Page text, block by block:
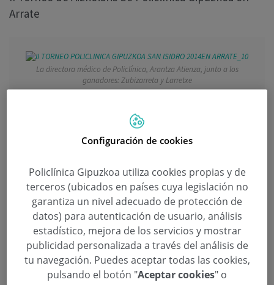
Arrate
La directora médico de Policlínica, Arantza Atienza, junto a los
ganadores: Zubizarreta y Larretxe
La Asociación Bihotz Bizi-Corazón
Vivo reconoce la labor de la
Fundación Real Sociedad
Categoría:Asociación Bihotz Bizi - Corazón Vivo
Configuración de cookies
Policlínica Gipuzkoa utiliza cookies propias y de
terceros (ubicados en países cuya legislación no
garantiza un nivel adecuado de protección de
datos) para autenticación de usuario, análisis
estadístico, mejora de los servicios y mostrar
publicidad personalizada a través del análisis de
tu navegación. Puedes aceptar todas las cookies,
pulsando el botón "Aceptar cookies" o